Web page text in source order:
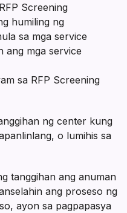
Screening
humiling ng
sa mga service
ang mga service
sa RFP Screening
ng center kung
o lumihis sa
tanggihan ang anuman
ang proseso ng
ayon sa pagpapasya